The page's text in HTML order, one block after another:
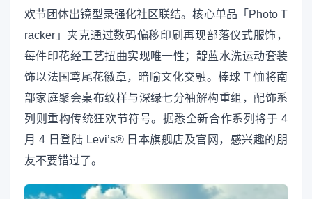
欢节团体出镜型录强化社区联结。核心单品「Photo T
racker」夹克通过数码偏移印刷再现部落仪式服饰，
每件印花经工艺扭曲实现唯一性；靛蓝水洗运动套装
饰以法国鸢尾花徽章，暗喻文化交融。棒球 T 恤将南
部家庭聚会桌布纹样与深绿七分袖解构重组，配饰系
列则重构传统狂欢节符号。据悉全新合作系列将于 4
月 4 日登陆 Levi’s® 日本旗舰店及官网，感兴趣的朋
友不要错过了。